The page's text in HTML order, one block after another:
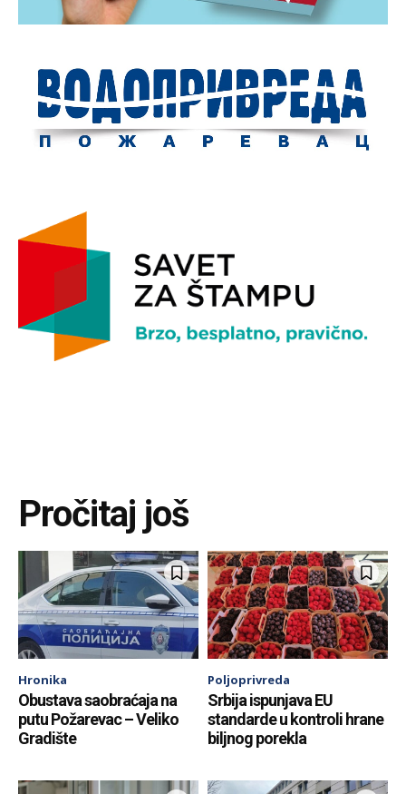
Pročitaj još
Hronika
Obustava saobraćaja na
putu Požarevac – Veliko
Gradište
Poljoprivreda
Srbija ispunjava EU
standarde u kontroli hrane
biljnog porekla